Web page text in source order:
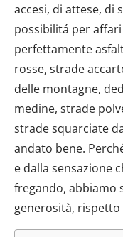
accesi, di attese, di
possibilitá per
perfettamente
rosse, strade
delle montagne,
medine, strade
strade squarciate
andato bene.
e dalla sensazione
fregando, abbiamo
generosità,